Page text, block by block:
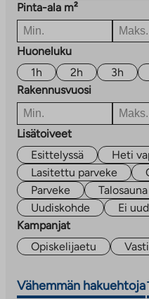
Pinta-ala m²
Huoneluku
1h
2h 3h
Rakennusvuosi
Lisätoiveet
Esittelyssä
Heti
Lasitettu parveke
Parveke
Talosauna
Uudiskohde
Ei
Kampanjat
Opiskelijaetu
Vähemmän hakuehtoja